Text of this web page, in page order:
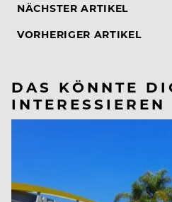
NÄCHSTER ARTIKEL
VORHERIGER ARTIKEL
DAS KÖNNTE
INTERESSIEREN